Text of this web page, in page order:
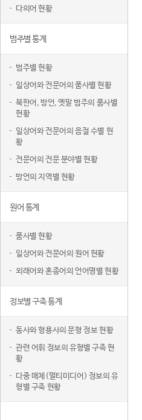
다의어 현황
범주별 통계
범주별 현황
일상어와 전문어의 품사별 현황
북한어, 방언, 옛말 범주의 품사별
현황
일상어와 전문어의 음절 수별 현
황
전문어의 전문 분야별 현황
방언의 지역별 현황
원어 통계
품사별 현황
일상어와 전문어의 원어 현황
외래어와 혼종어의 언어명별 현황
정보별 구축 통계
동사와 형용사의 문형 정보 현황
관련 어휘 정보의 유형별 구축 현
황
다중 매체(멀티미디어) 정보의 유
형별 구축 현황